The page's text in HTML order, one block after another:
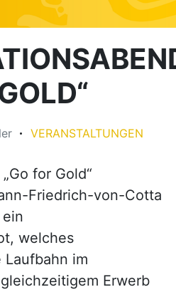
VERANSTALTUNGEN
for Gold“
Friedrich-von-Cotta
welches
im
Erwerb